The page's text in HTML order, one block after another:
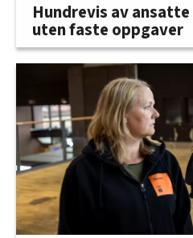
Hundrevis av
uten faste oppgaver